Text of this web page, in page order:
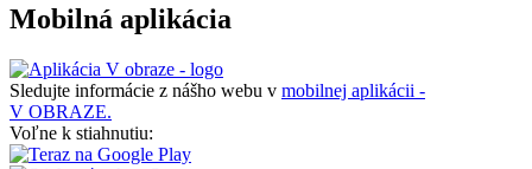
Mobilná aplikácia
Sledujte informácie z nášho webu v mobilnej aplikácii -
V OBRAZE.
Voľne k stiahnutiu: